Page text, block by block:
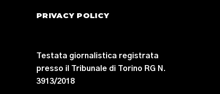
PRIVACY POLICY
Testata giornalistica registrata
presso il Tribunale di Torino RG N.
3913/2018